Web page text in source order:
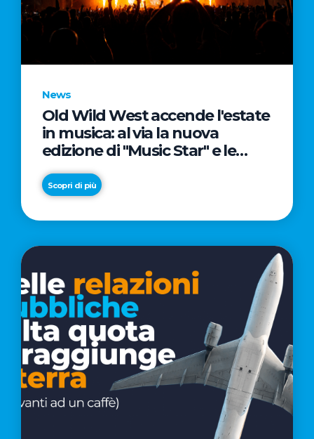
News
Old Wild West accende l'estate
in musica: al via la nuova
edizione di "Music Star" e le
prestigiose partnership con
Radio Italia e Live Nation
Scopri di più